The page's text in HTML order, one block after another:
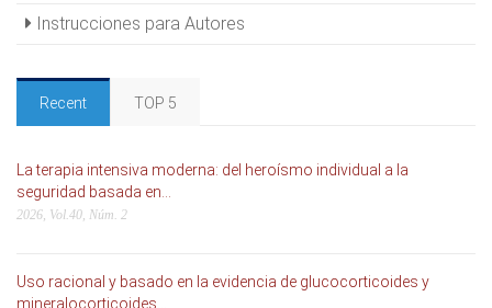
Instrucciones para Autores
Recent TOP 5
La terapia intensiva moderna: del heroísmo individual a la
seguridad basada en...
2026, Vol.40, Núm. 2
Uso racional y basado en la evidencia de glucocorticoides y
mineralocorticoides...